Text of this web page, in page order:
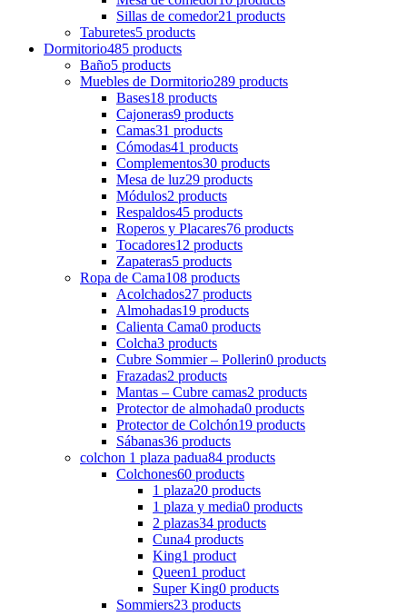
Sillas de comedor21 products
Taburetes5 products
Dormitorio485 products
Baño5 products
Muebles de Dormitorio289 products
Bases18 products
Cajoneras9 products
Camas31 products
Cómodas41 products
Complementos30 products
Mesa de luz29 products
Módulos2 products
Respaldos45 products
Roperos y Placares76 products
Tocadores12 products
Zapateras5 products
Ropa de Cama108 products
Acolchados27 products
Almohadas19 products
Calienta Cama0 products
Colcha3 products
Cubre Sommier – Pollerin0 products
Frazadas2 products
Mantas – Cubre camas2 products
Protector de almohada0 products
Protector de Colchón19 products
Sábanas36 products
colchon 1 plaza padua84 products
Colchones60 products
1 plaza20 products
1 plaza y media0 products
2 plazas34 products
Cuna4 products
King1 product
Queen1 product
Super King0 products
Sommiers23 products